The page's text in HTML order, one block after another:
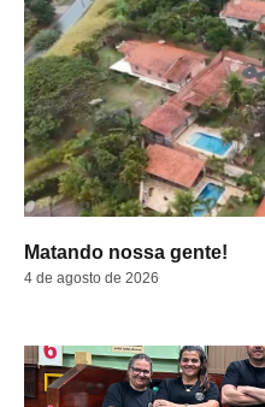
Matando nossa gente!
4 de agosto de 2026